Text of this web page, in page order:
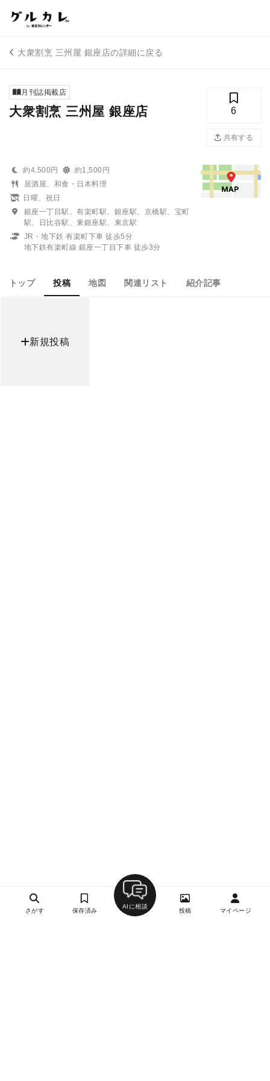
大衆割烹 三州屋 銀座店の詳細に戻る
月刊誌掲載店
大衆割烹 三州屋 銀座店 6
共有する
約4,500円
約1,500円
居酒屋、和食・日本料理
日曜、祝日
銀座一丁目駅、有楽町駅、銀座駅、京橋駅、宝町
駅、日比谷駅、東銀座駅、東京駅
JR・地下鉄 有楽町下車 徒歩5分
地下鉄有楽町線 銀座一丁目下車 徒歩3分
トップ 投稿 地図 関連リスト 紹介記事
新規投稿
さがす 保存済み
AIに相談
投稿 マイページ